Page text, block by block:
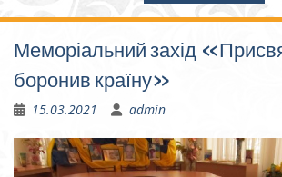
Меморіальний захід
боронив країну»
15.03.2021 admin